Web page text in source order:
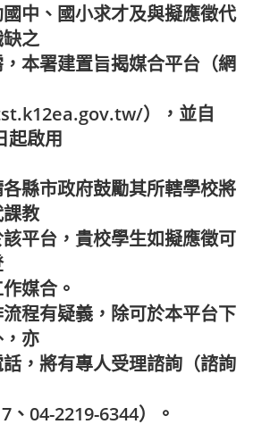
中、國小求才及與擬應徵代
之
本署建置旨揭媒合平台（網
），並自
起啟用
縣市政府鼓勵其所轄學校將
教
平台，貴校學生如擬應徵可
媒合。
程有疑義，除可於本平台下
亦
，將有專人受理諮詢（諮詢
、04-2219-6344）。